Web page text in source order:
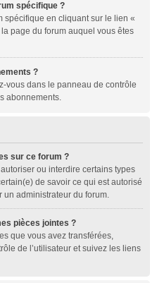
spécifique ?
spécifique en cliquant sur le lien «
page du forum auquel vous êtes
?
vous dans le panneau de contrôle
abonnements.
sur ce forum ?
ou interdire certains types
de savoir ce qui est autorisé
un administrateur du forum.
pièces jointes ?
que vous avez transférées,
de l’utilisateur et suivez les liens